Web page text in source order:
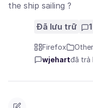
the ship sailing ?
Đã lưu trữ 1
Firefox Other
wjehartđã trả